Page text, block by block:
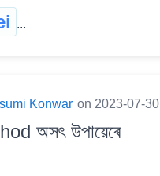
...
Konwar on 2023-07-30
অসৎ উপায়েৰে